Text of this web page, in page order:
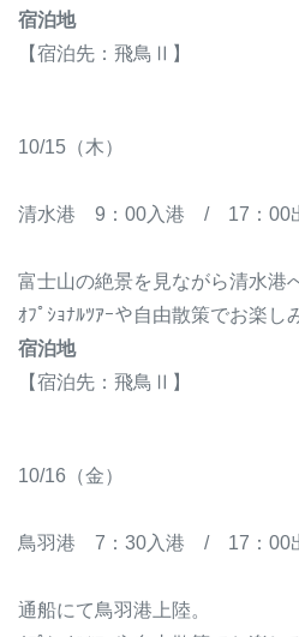
宿泊地
【宿泊先：飛鳥Ⅱ】
10/15（木）
清水港 9：00入港 / 17：00
富士山の絶景を見ながら清水港
ｵﾌﾟｼｮﾅﾙﾂｱｰや自由散策でお楽し
宿泊地
【宿泊先：飛鳥Ⅱ】
10/16（金）
鳥羽港 7：30入港 / 17：00
通船にて鳥羽港上陸。